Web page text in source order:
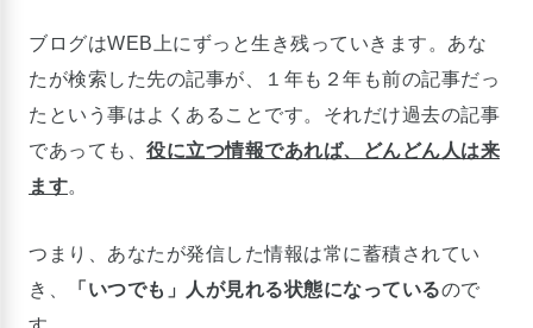
ブログはWEB上にずっと生き残っていきます。あな
たが検索した先の記事が、１年も２年も前の記事だっ
たという事はよくあることです。それだけ過去の記事
であっても、 役に立つ情報であれば、どんどん人は来
ます。
つまり、あなたが発信した情報は常に蓄積されてい
き、
「いつでも」人が見れる状態になっているので